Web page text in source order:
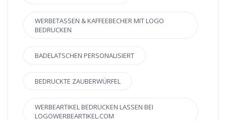
WERBETASSEN & KAFFEEBECHER MIT LOGO
BEDRUCKEN
BADELATSCHEN PERSONALISIERT
BEDRUCKTE ZAUBERWÜRFEL
WERBEARTIKEL BEDRUCKEN LASSEN BEI
LOGOWERBEARTIKEL.COM